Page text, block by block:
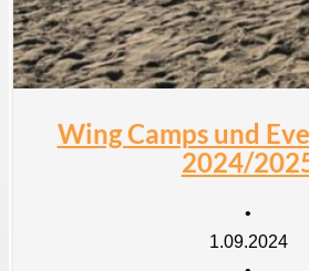
Wing Camps und
2024/
•
1.09.2024